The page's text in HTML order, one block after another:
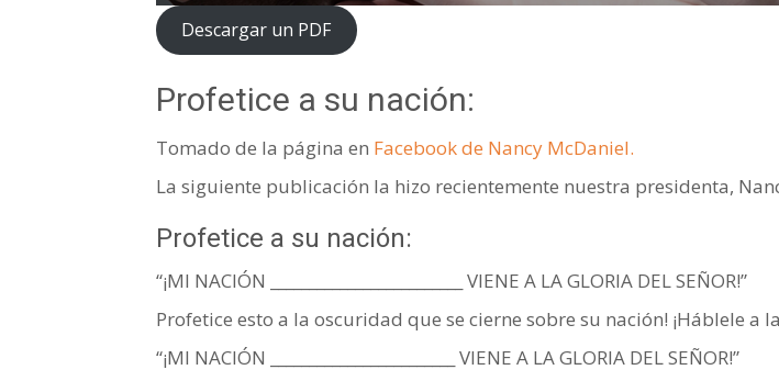
Descargar un PDF
Profetice a su nación:
Tomado de la página en Facebook de Nancy McDaniel.
La siguiente publicación la hizo recientemente nuestra presidenta,
Profetice a su nación:
“¡MI NACIÓN _________________________ VIENE A LA GLORIA DEL SEÑOR!”
Profetice esto a la oscuridad que se cierne sobre su nación! ¡Háblele a
“¡MI NACIÓN ________________________ VIENE A LA GLORIA DEL SEÑOR!”